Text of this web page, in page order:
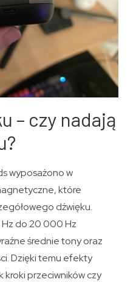
– czy nadają
wyposażono w
które
dźwięku.
do 20 000 Hz
średnie tony oraz
Dzięki temu efekty
kroki przeciwników czy